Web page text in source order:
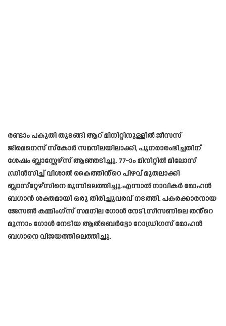
രണ്ടാം പകുതി തുടങ്ങി ആറ് മിനിറ്റിനുള്ളിൽ ജീസസ്
ജിമെനെസ് സ്‌കോർ സമനിലയിലാക്കി, പുനരാരംഭിച്ചതിന്
ശേഷം ബ്ലാസ്റ്റേഴ്‌സ് ആഞ്ഞടിച്ചു. 77-ാം മിനിറ്റിൽ മിലോസ്
ഡ്രിൻസിച്ച് വിശാൽ കൈത്തിൻ്റെ പിഴവ് മുതലാക്കി
ബ്ലാസ്‌റ്റേഴ്‌സിനെ മുന്നിലെത്തിച്ചു.എന്നാൽ നാവികർ മോഹൻ
ബഗാൻ ശക്തമായി ഒരു തിരിച്ചുവരവ് നടത്തി. പകരക്കാരനായ
ജേസൺ കമ്മിംഗ്‌സ് സമനില ഗോൾ നേടി.സീസണിലെ തൻ്റെ
മൂന്നാം ഗോൾ നേടിയ ആൽബെർട്ടോ റോഡ്രിഗസ് മോഹൻ
ബഗാനെ വിജയത്തിലെത്തിച്ചു.